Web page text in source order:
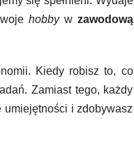
hobbyw zawodową
Kiedy robisz to, co
Zamiast tego, każdy
i zdobywasz